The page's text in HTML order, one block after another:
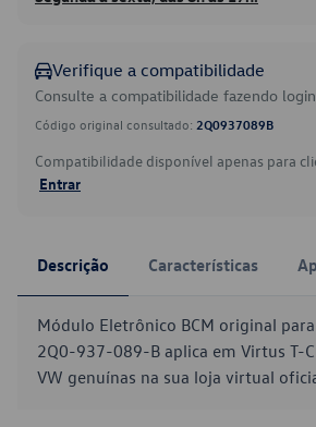
Verifique a compatibilidade
Consulte a compatibilidade fazendo
Código original consultado: 2Q0937089B
Compatibilidade disponível apenas para
Entrar
Descrição Características
Módulo Eletrônico BCM original
2Q0-937-089-B aplica em Virtus T-
VW genuínas na sua loja virtual